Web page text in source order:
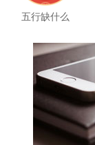
五行缺什么